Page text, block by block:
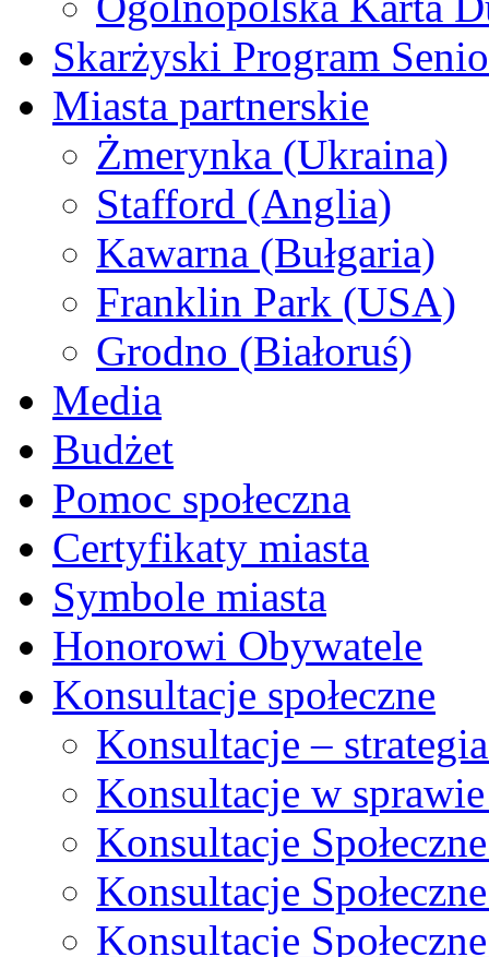
Skarżyski Program
Miasta partnerskie
Żmerynka (Ukraina)
Stafford (Anglia)
Kawarna (Bułgaria)
Franklin Park (USA)
Grodno (Białoruś)
Media
Budżet
Pomoc społeczna
Certyfikaty miasta
Symbole miasta
Honorowi Obywatele
Konsultacje społeczne
Konsultacje –
Konsultacje w
Konsultacje
Konsultacje
Konsultacje